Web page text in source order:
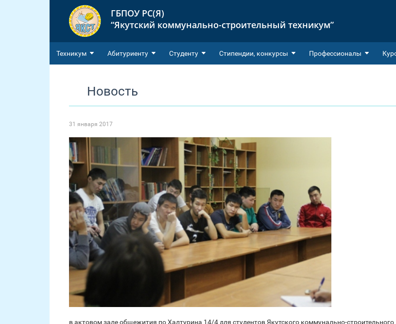
ГБПОУ РС(Я)
“Якутский коммунально-строительный техникум”
Техникум Абитуриенту Студенту Cтипендии, конкурсы Профессионалы
Новость
31 января 2017
в актовом зале общежития по Халтурина 14/4 для студентов Якутского коммунально-строительного